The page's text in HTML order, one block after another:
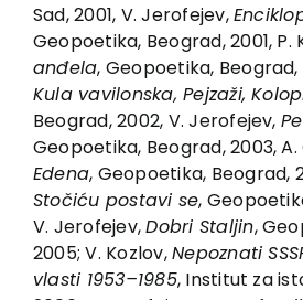
Sad, 2001, V. Jerofejev,
Geopoetika, Beograd, 2001, P.
anđela, Geopoetika, Beograd,
Kula vavilonska, Pejzaži,
Beograd, 2002, V. Jerofejev,
Geopoetika, Beograd, 2003, A.
Edena, Geopoetika, Beograd,
Stočiću postavi se,
V. Jerofejev,Dobri Staljin,
2005; V. Kozlov,Nepoznati
vlasti 1953–1985, Institut za